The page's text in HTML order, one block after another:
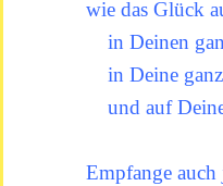
wie das Glück
in Deinen
in Deine
und auf
Empfange auch